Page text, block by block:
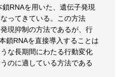
RNAを用いた、遺伝子発現
ってきている。この方法
現抑制の方法であるが、行
鎖RNAを直接導入することは
な長期間にわたる行動変化
のに適している方法である